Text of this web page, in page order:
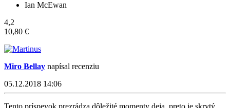
Ian McEwan
4,2
10,80 €
Miro Bellay napísal recenziu
05.12.2018 14:06
Tento príspevok prezrádza dôležité momenty deja, preto je skrytý,